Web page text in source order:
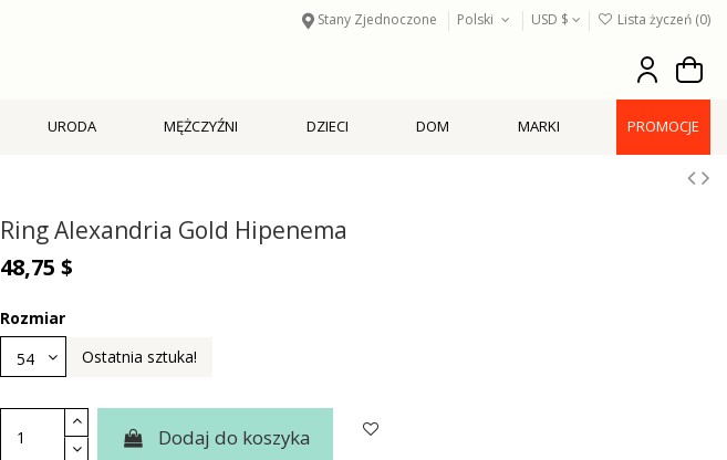
Stany Zjednoczone Polski USD $ Lista życzeń (0)
URODA MĘŻCZYŹNI DZIECI DOM MARKI PROMOCJE
Ring Alexandria Gold Hipenema
48,75 $
Rozmiar
Ostatnia sztuka!
Dodaj do koszyka